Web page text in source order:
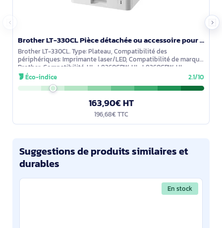
Brother LT-330CL Pièce détachée ou accessoire pour imprimante/scanner Plateau - LT330CL
Brother LT-330CL. Type: Plateau, Compatibilité des
périphériques: Imprimante laser/LED, Compatibilité de marque:
Brother, Compatibilité: HL-L8260CDW, HL-L8360CDW, HL-
L9310CDW, HL-L9310CDWT,
Éco-indice 2.1/10
163,90€ HT
196,68€ TTC
Suggestions de produits similaires et
durables
En stock